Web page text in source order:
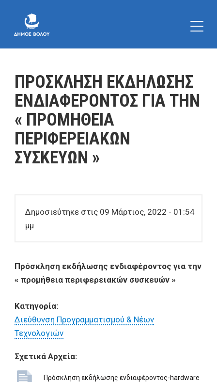
ΠΡΟΣΚΛΗΣΗ ΕΚΔΗΛΩΣΗΣ
ΕΝΔΙΑΦΕΡΟΝΤΟΣ ΓΙΑ ΤΗΝ
« ΠΡΟΜΗΘΕΙΑ
ΠΕΡΙΦΕΡΕΙΑΚΩΝ
ΣΥΣΚΕΥΩΝ »
Δημοσιεύτηκε στις 09 Μάρτιος, 2022 - 01:54
μμ
Πρόσκληση εκδήλωσης ενδιαφέροντος για την
« προμήθεια περιφερειακών συσκευών »
Κατηγορία:
Διεύθυνση Προγραμματισμού & Νέων
Τεχνολογιών
Σχετικά Αρχεία:
Πρόσκληση εκδήλωσης ενδιαφέροντος-hardware